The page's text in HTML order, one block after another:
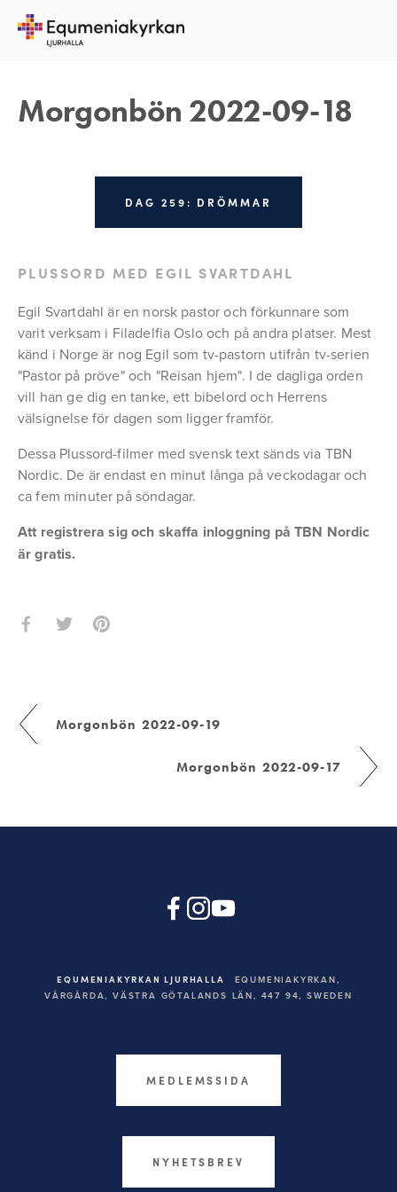
Morgonbön 2022-09-18
DAG 259: DRÖMMAR
PLUSSORD MED EGIL SVARTDAHL
Egil Svartdahl är en norsk pastor och förkunnare som
varit verksam i Filadelfia Oslo och på andra platser. Mest
känd i Norge är nog Egil som tv-pastorn utifrån tv-serien
"Pastor på pröve" och "Reisan hjem". I de dagliga orden
vill han ge dig en tanke, ett bibelord och Herrens
välsignelse för dagen som ligger framför.
Dessa Plussord-filmer med svensk text sänds via TBN
Nordic. De är endast en minut långa på veckodagar och
ca fem minuter på söndagar.
Att registrera sig och skaffa inloggning på TBN Nordic
är gratis.
18 SEPTEMBER 2022
Morgonbön 2022-09-19
Morgonbön 2022-09-17
EQUMENIAKYRKAN LJURHALLA
EQUMENIAKYRKAN,
VÅRGÅRDA, VÄSTRA GÖTALANDS LÄN, 447 94, SWEDEN
MEDLEMSSIDA
NYHETSBREV